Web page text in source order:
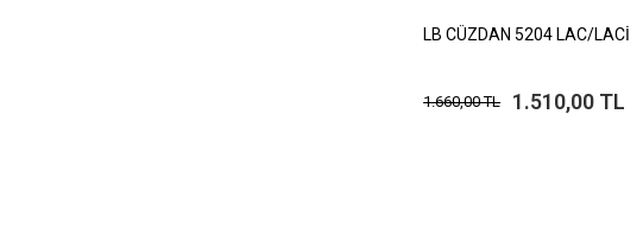
LB CÜZDAN 5204 LAC/LACİ
1.660,00 TL 1.510,00 TL